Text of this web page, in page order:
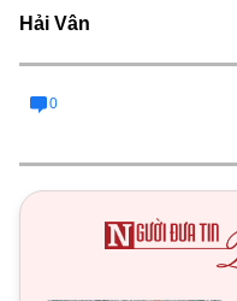
Hải Vân
0